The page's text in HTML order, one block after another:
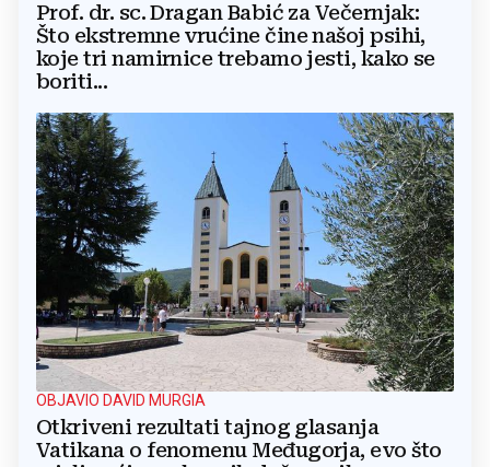
Prof. dr. sc. Dragan Babić za Večernjak:
Što ekstremne vrućine čine našoj psihi,
koje tri namirnice trebamo jesti, kako se
boriti...
OBJAVIO DAVID MURGIA
Otkriveni rezultati tajnog glasanja
Vatikana o fenomenu Međugorja, evo što